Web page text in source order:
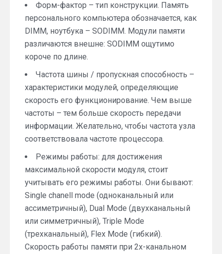
Форм-фактор – тип конструкции. Память
персонального компьютера обозначается, как
DIMM, ноутбука – SODIMM. Модули памяти
различаются внешне: SODIMM ощутимо
короче по длине.
Частота шины / пропускная способность –
характеристики модулей, определяющие
скорость его функционирование. Чем выше
частоты – тем больше скорость передачи
информации. Желательно, чтобы частота узла
соответствовала частоте процессора.
Режимы работы: для достижения
максимальной скорости модуля, стоит
учитывать его режимы работы. Они бывают:
Single chanell mode (одноканальный или
ассиметричный), Dual Mode (двухканальный
или симметричный), Triple Mode
(трехканальный), Flex Mode (гибкий).
Скорость работы памяти при 2х-канальном